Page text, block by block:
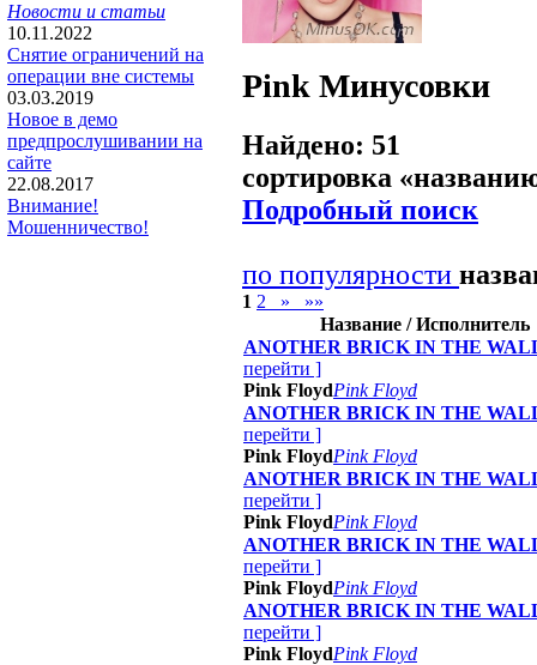
Новости и статьи
10.11.2022
Снятие ограничений на
операции вне системы
03.03.2019
Новое в демо
предпрослушивании на
сайте
22.08.2017
Внимание!
Мошенничество!
Pink Минусовки
Найдено: 51
сортировка «
Подробный поиск
по популярности
1 2 »
»»
Название / Исполнитель
ANOTHER BRICK IN THE
перейти ]
Pink FloydPink Floyd
ANOTHER BRICK IN THE
перейти ]
Pink FloydPink Floyd
ANOTHER BRICK IN THE
перейти ]
Pink FloydPink Floyd
ANOTHER BRICK IN THE
перейти ]
Pink FloydPink Floyd
ANOTHER BRICK IN THE
перейти ]
Pink FloydPink Floyd